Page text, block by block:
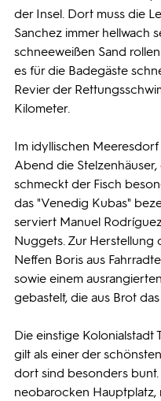
der Insel. Dort muss die
Sanchez immer hellwach
schneeweißen Sand
es für die Badegäste
Revier der
Kilometer.
Im idyllischen
Abend die
schmeckt der Fisch
das "Venedig Kubas"
serviert Manuel
Nuggets. Zur Herstellung
Neffen Boris aus
sowie einem
gebastelt, die aus Brot
Die einstige Kolonialstadt
gilt als einer der
dort sind besonders
neobarocken Hauptplatz,